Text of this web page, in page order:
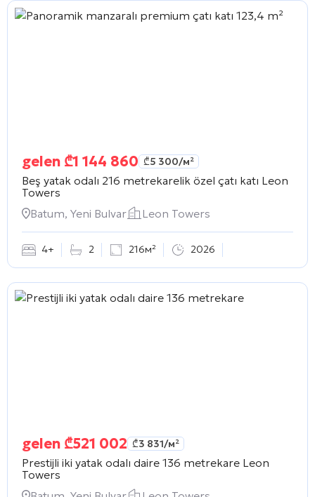
gelen ₾1 144 860 ₾5 300/м²
Beş yatak odalı 216 metrekarelik özel çatı katı Leon
Towers
Batum, Yeni Bulvar
Leon Towers
4+ 2 216м² 2026
gelen ₾521 002 ₾3 831/м²
Prestijli iki yatak odalı daire 136 metrekare Leon
Towers